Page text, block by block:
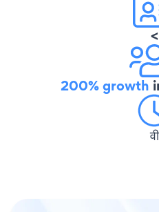
<
200% growth
वी